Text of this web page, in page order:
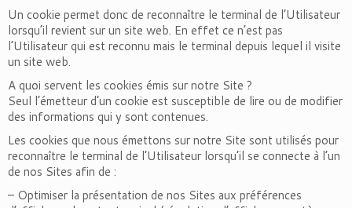
Un cookie permet donc de reconnaître le terminal de l’Utilisateur
lorsqu’il revient sur un site web. En effet ce n’est pas
l’Utilisateur qui est reconnu mais le terminal depuis lequel il visite
un site web.
A quoi servent les cookies émis sur notre Site ?
Seul l’émetteur d’un cookie est susceptible de lire ou de modifier
des informations qui y sont contenues.
Les cookies que nous émettons sur notre Site sont utilisés pour
reconnaître le terminal de l’Utilisateur lorsqu’il se connecte à l’un
de nos Sites afin de :
– Optimiser la présentation de nos Sites aux préférences